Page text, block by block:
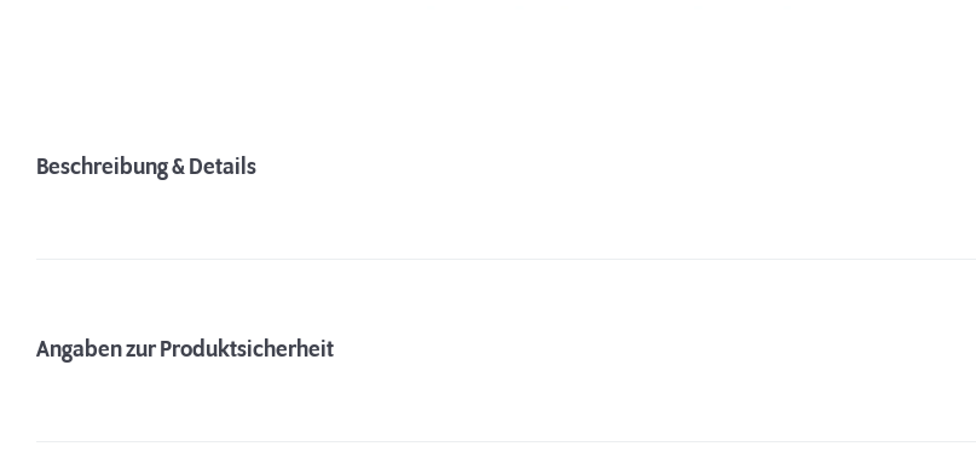
Beschreibung & Details
Angaben zur Produktsicherheit